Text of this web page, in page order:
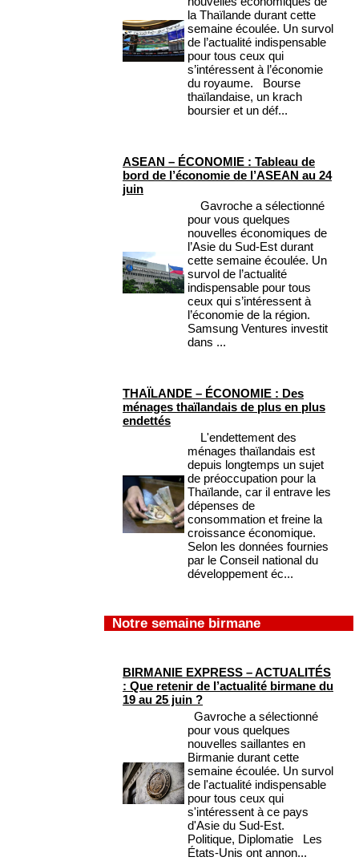
la Thaïlande durant cette
semaine écoulée. Un survol
de l’actualité indispensable
pour tous ceux qui
s’intéressent à l’économie
du royaume. Bourse
thaïlandaise, un krach
boursier et un déf...
ASEAN – ÉCONOMIE : Tableau de
bord de l’économie de l’ASEAN au 24
juin
Gavroche a sélectionné
pour vous quelques
nouvelles économiques de
l’Asie du Sud-Est durant
cette semaine écoulée. Un
survol de l’actualité
indispensable pour tous
ceux qui s’intéressent à
l’économie de la région.
Samsung Ventures investit
dans ...
THAÏLANDE – ÉCONOMIE : Des
ménages thaïlandais de plus en plus
endettés
L'endettement des
ménages thaïlandais est
depuis longtemps un sujet
de préoccupation pour la
Thaïlande, car il entrave les
dépenses de
consommation et freine la
croissance économique.
Selon les données fournies
par le Conseil national du
développement éc...
Notre semaine birmane
BIRMANIE EXPRESS – ACTUALITÉS
: Que retenir de l’actualité birmane du
19 au 25 juin ?
Gavroche a sélectionné
pour vous quelques
nouvelles saillantes en
Birmanie durant cette
semaine écoulée. Un survol
de l'actualité indispensable
pour tous ceux qui
s'intéressent à ce pays
d'Asie du Sud-Est.
Politique, Diplomatie Les
États-Unis ont annon...